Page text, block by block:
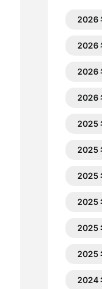
2026
2026
2026
2026
2025
2025
2025
2025
2025
2025
2024